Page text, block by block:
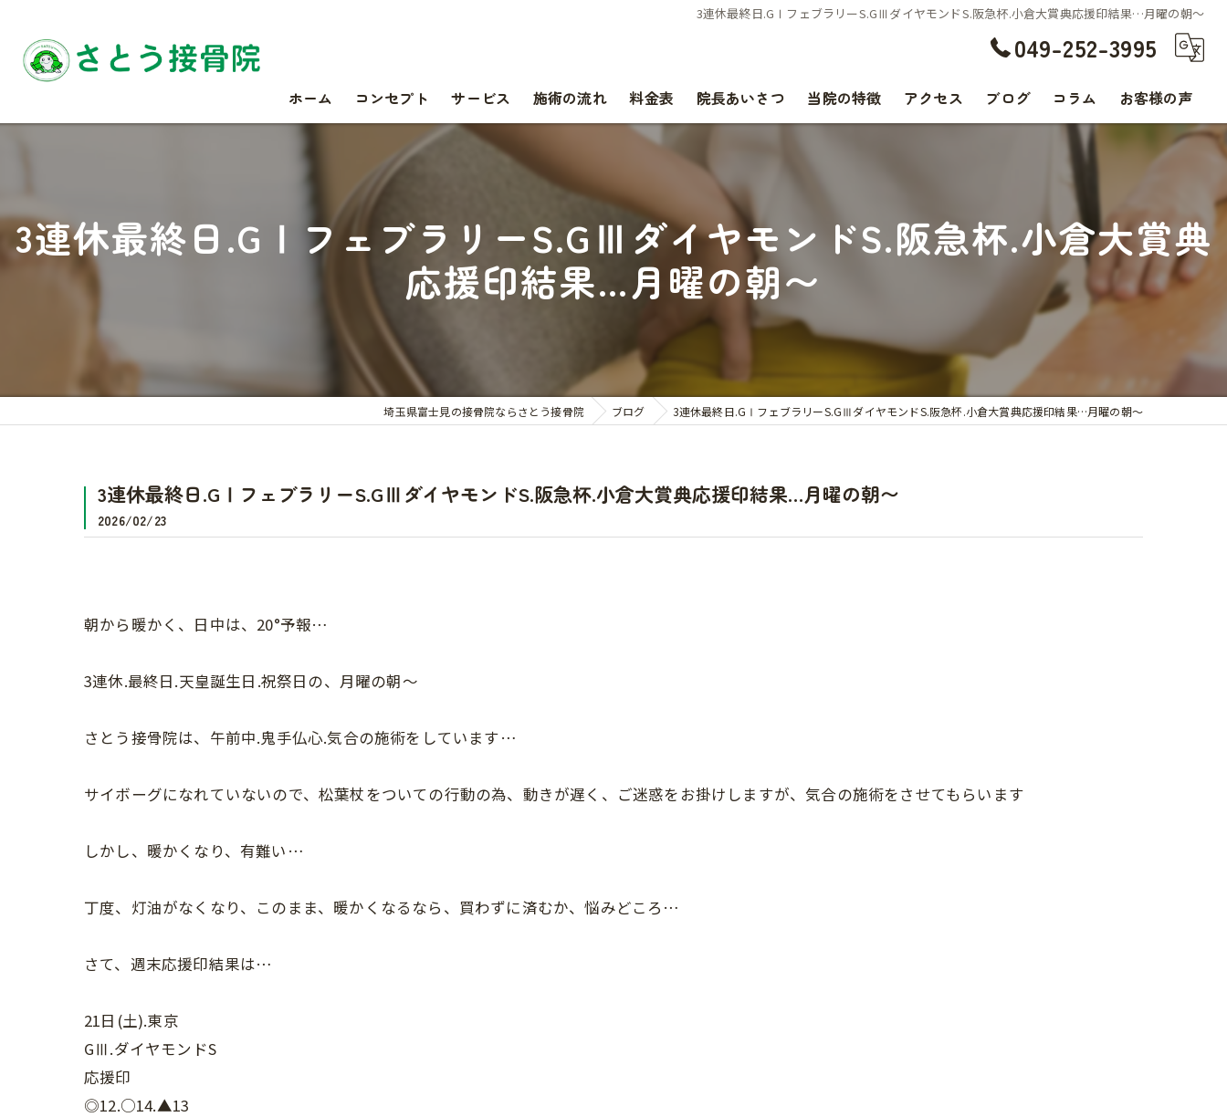
3連休最終日.GⅠフェブラリーS.GⅢダイヤモンドS.阪急杯.小倉大賞典応援印結果…月曜の朝〜
049-252-3995
ホーム コンセプト サービス 施術の流れ 料金表 院長あいさつ 当院の特徴
肩こり
スポーツ
アクセス ブログ コラム お客様の声
3連休最終日.GⅠフェブラリーS.GⅢダイヤモンドS.阪急杯.小倉大賞典
応援印結果…月曜の朝〜
埼玉県富士見の接骨院ならさとう接骨院 ブログ 3連休最終日.GⅠフェブラリーS.GⅢダイヤモンドS.阪急杯.小倉大賞典応援印結果…月曜の朝〜
3連休最終日.GⅠフェブラリーS.GⅢダイヤモンドS.阪急杯.小倉大賞典応援印結果…月曜の朝〜
2026/02/23
朝から暖かく、日中は、20°予報…
3連休.最終日.天皇誕生日.祝祭日の、月曜の朝〜
さとう接骨院は、午前中.鬼手仏心.気合の施術をしています…
サイボーグになれていないので、松葉杖をついての行動の為、動きが遅く、ご迷惑をお掛けしますが、気合の施術をさせてもらいます
しかし、暖かくなり、有難い…
丁度、灯油がなくなり、このまま、暖かくなるなら、買わずに済むか、悩みどころ…
さて、週末応援印結果は…
21日(土).東京
GⅢ.ダイヤモンドS
応援印
◎12.○14.▲13